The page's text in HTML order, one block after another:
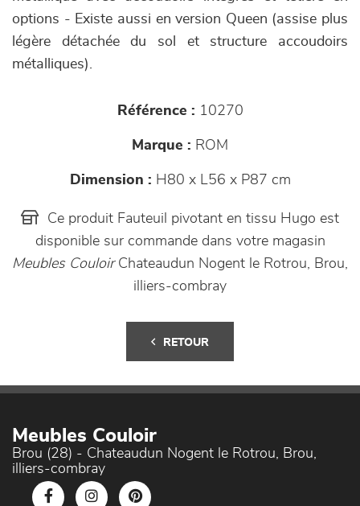
options - Existe aussi en version Queen (assise plus
légère détachée du sol et structure accoudoirs
métalliques).
Référence : 10270
Marque : ROM
Dimension : H80 x L56 x P87 cm
Ce produit Fauteuil pivotant en tissu Hugo est
disponible sur commande dans votre magasin
Meubles CouloirChateaudun Nogent le Rotrou, Brou,
illiers-combray
RETOUR
Meubles Couloir
Brou (28) - Chateaudun Nogent le Rotrou, Brou,
illiers-combray